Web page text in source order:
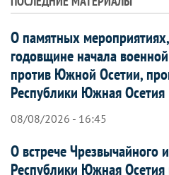
О памятных
годовщине начала военной
против Южной Осетии,
Республики Южная Осетия
08/08/2026 - 16:45
О встрече Чрезвычайного
Республики Южная Осетия